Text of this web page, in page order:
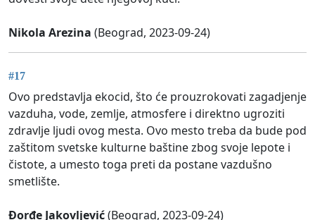
Nikola Arezina (Beograd, 2023-09-24)
#17
Ovo predstavlja ekocid, što će prouzrokovati zagadjenje
vazduha, vode, zemlje, atmosfere i direktno ugroziti
zdravlje ljudi ovog mesta. Ovo mesto treba da bude pod
zaštitom svetske kulturne baštine zbog svoje lepote i
čistote, a umesto toga preti da postane vazdušno
smetlište.
Đorđe Jakovljević(Beograd, 2023-09-24)